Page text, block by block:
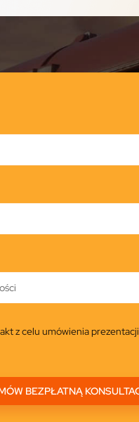
z celu umówienia prezentacji